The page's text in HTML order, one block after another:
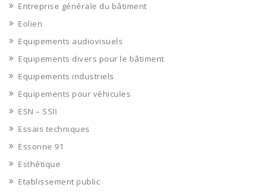
Entreprise générale du bâtiment
Eolien
Equipements audiovisuels
Equipements divers pour le bâtiment
Equipements industriels
Equipements pour véhicules
ESN – SSII
Essais techniques
Essonne 91
Esthétique
Etablissement public